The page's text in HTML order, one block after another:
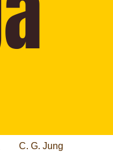
C. G. Jung